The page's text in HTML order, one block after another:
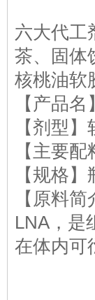
六大代工
茶、固体
核桃油软
【产品
【剂型
【主要
【规格】
【原料
LNA，是
在体内可